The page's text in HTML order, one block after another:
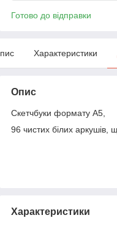
Готово до відправки
Характеристики
Опис
Скетчбуки формату А5,
96 чистих білих аркушів,
Характеристики